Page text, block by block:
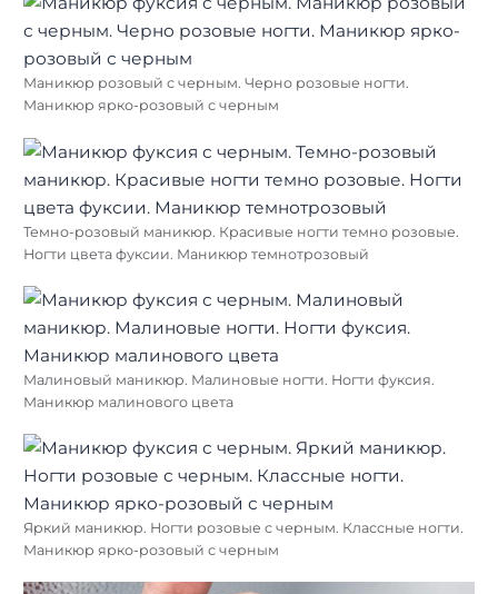
Маникюр розовый с черным. Черно розовые ногти.
Маникюр ярко-розовый с черным
Темно-розовый маникюр. Красивые ногти темно розовые.
Ногти цвета фуксии. Маникюр темнотрозовый
Малиновый маникюр. Малиновые ногти. Ногти фуксия.
Маникюр малинового цвета
Яркий маникюр. Ногти розовые с черным. Классные ногти.
Маникюр ярко-розовый с черным